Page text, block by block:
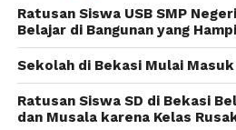
berkunjung kapanpun ke
“Untuk pertemuan dengan
saja kapanpun mau melihat,
dengan aturan yang ada di
Senin (14/7).
Ratusan Siswa USB SMP
Belajar di Bangunan yang
Sekolah di Bekasi Mulai
Ratusan Siswa SD di Bekasi
dan Musala karena Kelas